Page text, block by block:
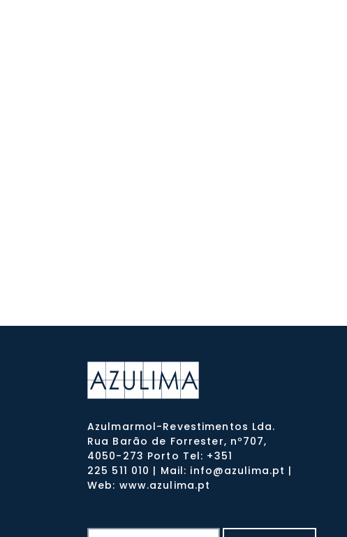
Azulmarmol-Revestimentos Lda.
Rua Barão de Forrester, nº707,
4050-273 Porto Tel: +351
225 511 010 | Mail: info@azulima.pt |
Web: www.azulima.pt